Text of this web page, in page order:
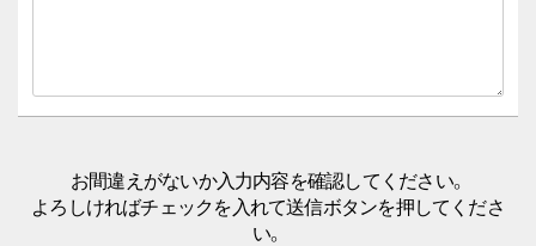
お間違えがないか入力内容を確認してください。
よろしければチェックを入れて送信ボタンを押してくださ
い。